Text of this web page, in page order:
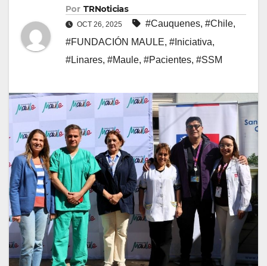
Por TRNoticias
OCT 26, 2025 #Cauquenes, #Chile,
#FUNDACIÓN MAULE, #Iniciativa,
#Linares, #Maule, #Pacientes, #SSM